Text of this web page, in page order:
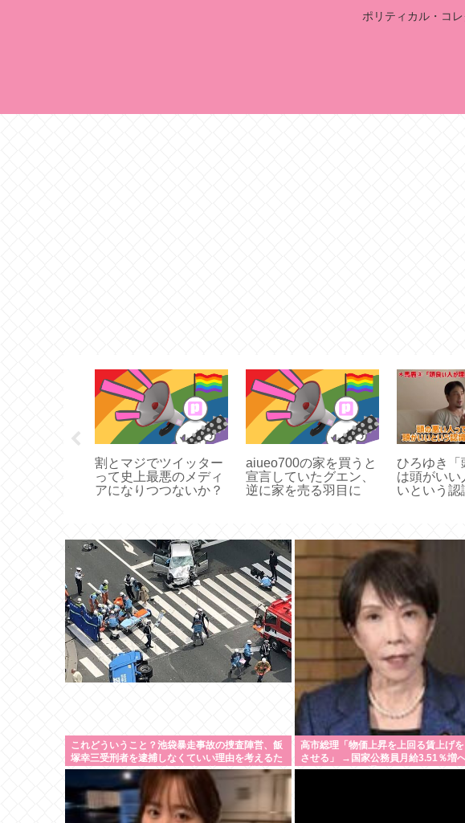
ポリティカル・コ
割とマジでツイッター
って史上最悪のメディ
アになりつつないか？
aiueo700の家を買うと
宣言していたグエン、
逆に家を売る羽目に
ひろゆき「
は頭がいい
いという認
これどういうこと？池袋暴走事故の捜査陣営、飯
塚幸三受刑者を逮捕しなくていい理由を考えるた
めに1000ページもの法解釈書を読んでた模様…自
民議員からも圧力
高市総理「物価上昇を上回る賃上げ
させる」 →国家公務員月給3.51％増
員も追随する見通し